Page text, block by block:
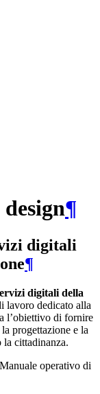
¶
digitali
¶
digitali della
lavoro dedicato alla
l’obiettivo di fornire
progettazione e la
cittadinanza.
operativo di